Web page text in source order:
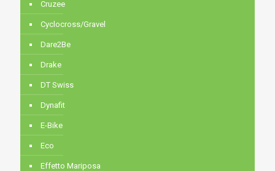
Cruzee
Cyclocross/Gravel
Dare2Be
Drake
DT Swiss
Dynafit
E-Bike
Eco
Effetto Mariposa